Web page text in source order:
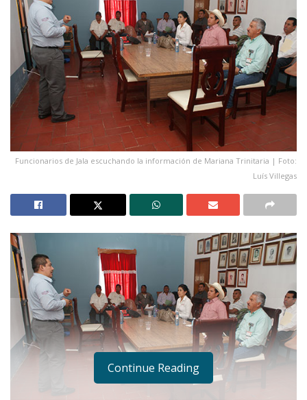
Funcionarios de Jala escuchando la información de Mariana Trinitaria | Foto:
Luís Villegas
Continue Reading